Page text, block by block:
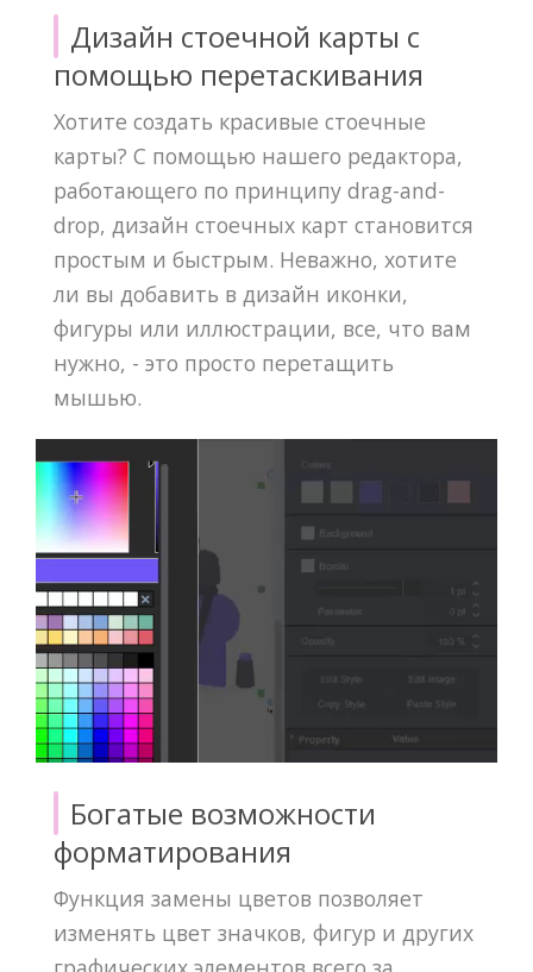
Дизайн стоечной карты с
помощью перетаскивания
Хотите создать красивые стоечные
карты? С помощью нашего редактора,
работающего по принципу drag-and-
drop, дизайн стоечных карт становится
простым и быстрым. Неважно, хотите
ли вы добавить в дизайн иконки,
фигуры или иллюстрации, все, что вам
нужно, - это просто перетащить
мышью.
Богатые возможности
форматирования
Функция замены цветов позволяет
изменять цвет значков, фигур и других